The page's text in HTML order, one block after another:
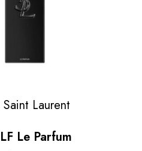
Saint Laurent
Le Parfum